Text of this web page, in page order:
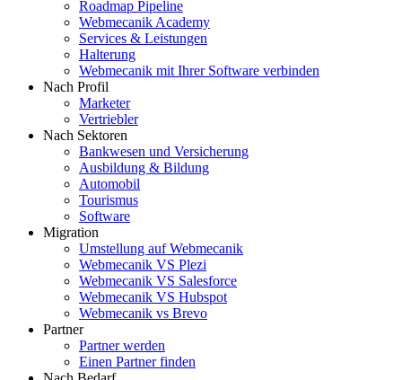
Roadmap Pipeline
Webmecanik Academy
Services & Leistungen
Halterung
Webmecanik mit Ihrer Software verbinden
Nach Profil
Marketer
Vertriebler
Nach Sektoren
Bankwesen und Versicherung
Ausbildung & Bildung
Automobil
Tourismus
Software
Migration
Umstellung auf Webmecanik
Webmecanik VS Plezi
Webmecanik VS Salesforce
Webmecanik VS Hubspot
Webmecanik vs Brevo
Partner
Partner werden
Einen Partner finden